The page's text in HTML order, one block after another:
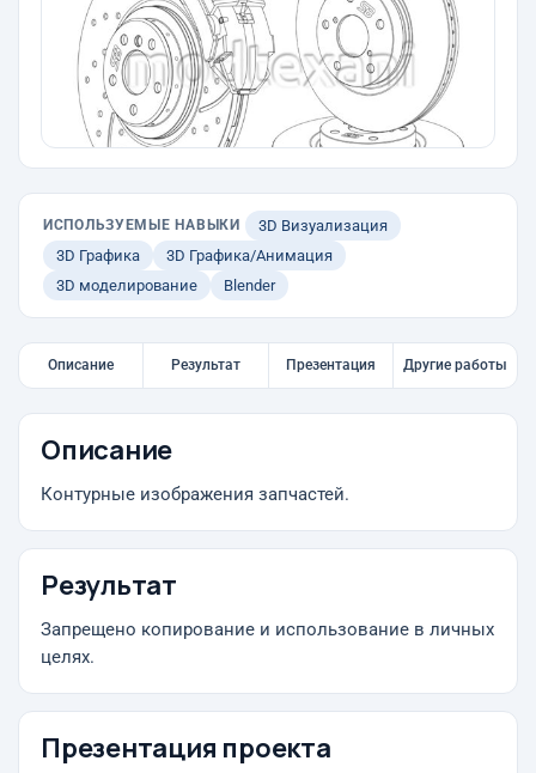
ИСПОЛЬЗУЕМЫЕ НАВЫКИ
3D Визуализация
3D Графика
3D Графика/Анимация
3D моделирование
Blender
Описание Результат Презентация Другие работы
Описание
Контурные изображения запчастей.
Результат
Запрещено копирование и использование в личных
целях.
Презентация проекта